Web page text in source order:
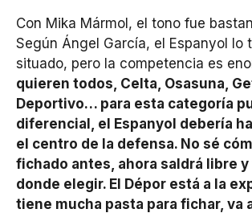
Con Mika Mármol, el tono fue
Según Ángel García, el Espanyol lo
situado, pero la competencia es
quieren todos, Celta, Osasuna,
Deportivo… para esta categoría
diferencial, el Espanyol debería
el centro de la defensa. No sé
fichado antes, ahora saldrá libre
donde elegir. El Dépor está a la
tiene mucha pasta para fichar, va